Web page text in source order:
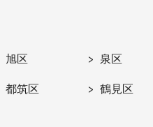
旭区 泉区
都筑区 鶴見区